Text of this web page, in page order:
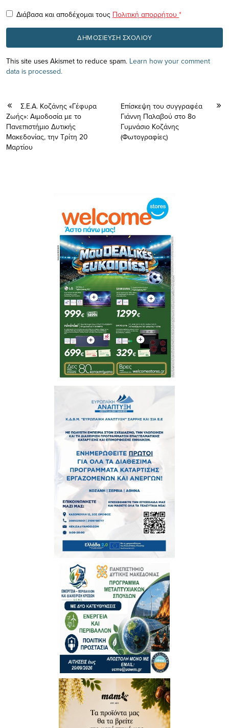
Διάβασα και αποδέχομαι τους Πολιτική απορρήτου *
This site uses Akismet to reduce spam. Learn how your comment
data is processed.
Σ.Ε.Α. Κοζάνης «Γέφυρα
Ζωής»: Αιμοδοσία με το
Πανεπιστήμιο Δυτικής
Μακεδονίας, την Τρίτη 20
Μαρτίου
Επίσκεψη του συγγραφέα
Γιάννη Παλαβού στο 8ο
Γυμνάσιο Κοζάνης
(Φωτογραφίες)